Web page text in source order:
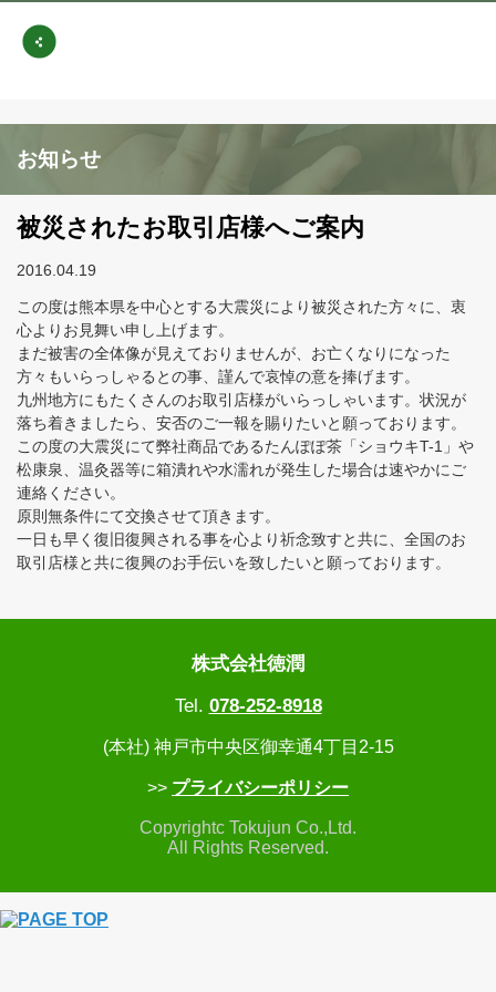
お知らせ
被災されたお取引店様へご案内
2016.04.19
この度は熊本県を中心とする大震災により被災された方々に、衷
心よりお見舞い申し上げます。
まだ被害の全体像が見えておりませんが、お亡くなりになった
方々もいらっしゃるとの事、謹んで哀悼の意を捧げます。
九州地方にもたくさんのお取引店様がいらっしゃいます。状況が
落ち着きましたら、安否のご一報を賜りたいと願っております。
この度の大震災にて弊社商品であるたんぽぽ茶「ショウキT-1」や
松康泉、温灸器等に箱潰れや水濡れが発生した場合は速やかにご
連絡ください。
原則無条件にて交換させて頂きます。
一日も早く復旧復興される事を心より祈念致すと共に、全国のお
取引店様と共に復興のお手伝いを致したいと願っております。
株式会社徳潤
Tel. 078-252-8918
(本社) 神戸市中央区御幸通4丁目2-15
>> プライバシーポリシー
Copyrightc Tokujun Co.,Ltd.
All Rights Reserved.